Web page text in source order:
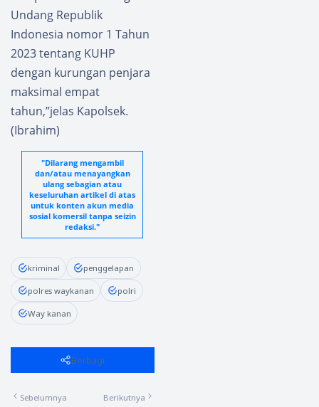
Undang Republik
Indonesia nomor 1 Tahun
2023 tentang KUHP
dengan kurungan penjara
maksimal empat
tahun,”jelas Kapolsek.
(Ibrahim)
"Dilarang mengambil
dan/atau menayangkan
ulang sebagian atau
keseluruhan artikel di atas
untuk konten akun media
sosial komersil tanpa seizin
redaksi."
kriminal penggelapan
polres waykanan polri
Way kanan
Berbagi
Sebelumnya Berikutnya